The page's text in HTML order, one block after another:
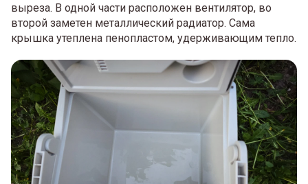
выреза. В одной части расположен вентилятор, во
второй заметен металлический радиатор. Сама
крышка утеплена пенопластом, удерживающим тепло.